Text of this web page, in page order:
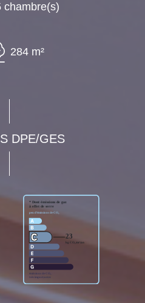
chambre(s)
284 m²
DPE/GES